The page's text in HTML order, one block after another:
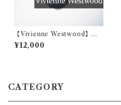
【Vivienne Westwood】ヴ
ィヴィアンウエストウッド オ
ーブモチーフ クロコ調型押し
¥12,000
CATEGORY